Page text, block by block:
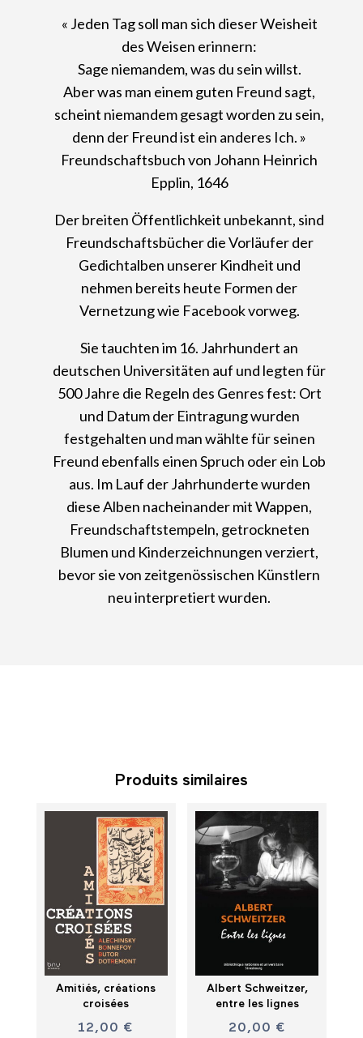
« Jeden Tag soll man sich dieser Weisheit
des Weisen erinnern:
Sage niemandem, was du sein willst.
Aber was man einem guten Freund sagt,
scheint niemandem gesagt worden zu sein,
denn der Freund ist ein anderes Ich. »
Freundschaftsbuch von Johann Heinrich
Epplin, 1646
Der breiten Öffentlichkeit unbekannt, sind
Freundschaftsbücher die Vorläufer der
Gedichtalben unserer Kindheit und
nehmen bereits heute Formen der
Vernetzung wie Facebook vorweg.
Sie tauchten im 16. Jahrhundert an
deutschen Universitäten auf und legten für
500 Jahre die Regeln des Genres fest: Ort
und Datum der Eintragung wurden
festgehalten und man wählte für seinen
Freund ebenfalls einen Spruch oder ein Lob
aus. Im Lauf der Jahrhunderte wurden
diese Alben nacheinander mit Wappen,
Freundschaftstempeln, getrockneten
Blumen und Kinderzeichnungen verziert,
bevor sie von zeitgenössischen Künstlern
neu interpretiert wurden.
Produits similaires
Amitiés, créations
croisées
12,00 €
Albert Schweitzer,
entre les lignes
20,00 €